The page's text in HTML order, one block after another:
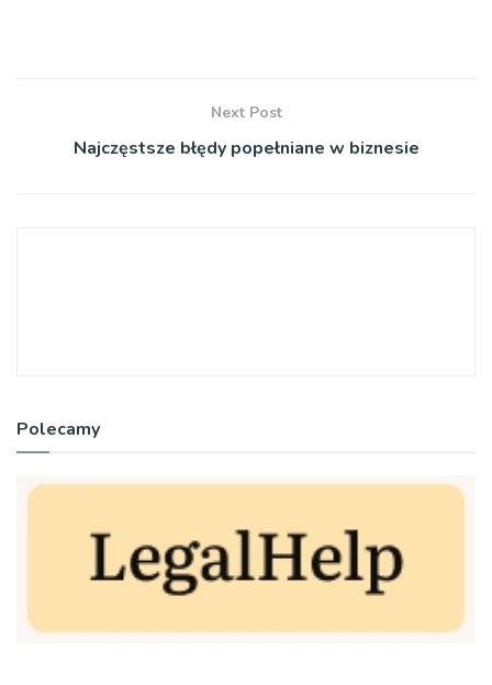
Next Post
Najczęstsze błędy popełniane w biznesie
Polecamy